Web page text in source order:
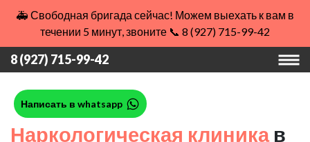
🚑 Свободная бригада сейчас! Можем выехать к вам в
течении 5 минут, звоните 📞 8 (927) 715-99-42
8 (927) 715-99-42
Написать в whatsapp
Наркологическая клиникав